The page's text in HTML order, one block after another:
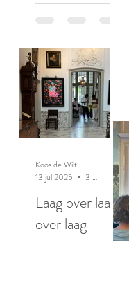
Laag over laag
over laag
Koos de Wilt
13 jul 2025
3 minuten om te lezen